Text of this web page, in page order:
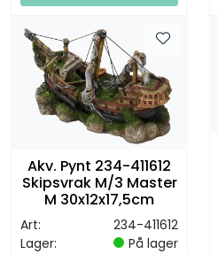
Akv. Pynt 234-411612
Skipsvrak M/3 Master
M 30x12x17,5cm
Art:
234-411612
Lager:
På lager